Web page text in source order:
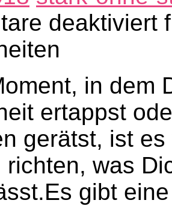
deaktiviert
in dem
ertappst
gerätst, ist
richten, was
gibt